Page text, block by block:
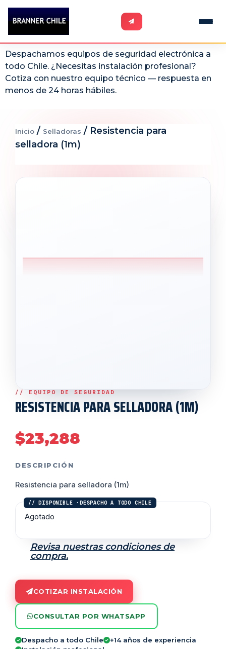
Despachamos equipos de seguridad electrónica a
todo Chile. ¿Necesitas instalación profesional?
Cotiza con nuestro equipo técnico — respuesta en
menos de 24 horas hábiles.
Inicio / Selladoras / Resistencia para
selladora (1m)
RESISTENCIA PARA SELLADORA (1M)
$23,288
DESCRIPCIÓN
Resistencia para selladora (1m)
Agotado
Revisa nuestras condiciones de
compra.
COTIZAR INSTALACIÓN
CONSULTAR POR WHATSAPP
Despacho a todo Chile
+14 años de experiencia